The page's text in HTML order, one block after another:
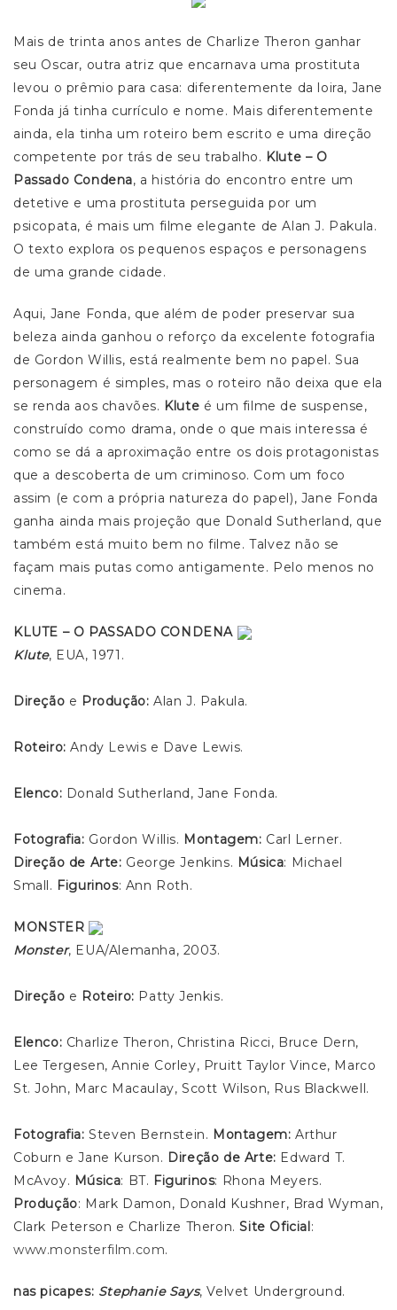
Mais de trinta anos antes de Charlize Theron ganhar
seu Oscar, outra atriz que encarnava uma prostituta
levou o prêmio para casa: diferentemente da loira, Jane
Fonda já tinha currículo e nome. Mais diferentemente
ainda, ela tinha um roteiro bem escrito e uma direção
competente por trás de seu trabalho. Klute – O
Passado Condena, a história do encontro entre um
detetive e uma prostituta perseguida por um
psicopata, é mais um filme elegante de Alan J. Pakula.
O texto explora os pequenos espaços e personagens
de uma grande cidade.
Aqui, Jane Fonda, que além de poder preservar sua
beleza ainda ganhou o reforço da excelente fotografia
de Gordon Willis, está realmente bem no papel. Sua
personagem é simples, mas o roteiro não deixa que ela
se renda aos chavões. Klute é um filme de suspense,
construído como drama, onde o que mais interessa é
como se dá a aproximação entre os dois protagonistas
que a descoberta de um criminoso. Com um foco
assim (e com a própria natureza do papel), Jane Fonda
ganha ainda mais projeção que Donald Sutherland, que
também está muito bem no filme. Talvez não se
façam mais putas como antigamente. Pelo menos no
cinema.
KLUTE – O PASSADO CONDENA
Klute, EUA, 1971.
Direção e Produção: Alan J. Pakula.
Roteiro: Andy Lewis e Dave Lewis.
Elenco: Donald Sutherland, Jane Fonda.
Fotografia: Gordon Willis. Montagem: Carl Lerner.
Direção de Arte: George Jenkins. Música: Michael
Small. Figurinos: Ann Roth.
MONSTER
Monster, EUA/Alemanha, 2003.
Direção e Roteiro: Patty Jenkis.
Elenco: Charlize Theron, Christina Ricci, Bruce Dern,
Lee Tergesen, Annie Corley, Pruitt Taylor Vince, Marco
St. John, Marc Macaulay, Scott Wilson, Rus Blackwell.
Fotografia: Steven Bernstein. Montagem: Arthur
Coburn e Jane Kurson. Direção de Arte: Edward T.
McAvoy. Música: BT. Figurinos: Rhona Meyers.
Produção: Mark Damon, Donald Kushner, Brad Wyman,
Clark Peterson e Charlize Theron.Site Oficial:
www.monsterfilm.com.
nas picapes: Stephanie Says, Velvet Underground.